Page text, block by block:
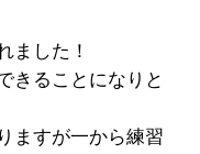
ました！
きることになりと
ますが一から練習